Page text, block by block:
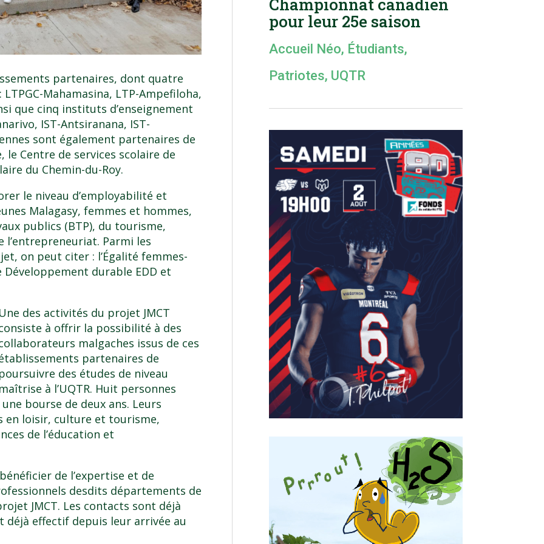
partenaires, dont quatre
Mahamasina, LTP-Ampefiloha,
que cinq instituts d’enseignement
IST-Antsiranana, IST-
sont également partenaires de
le Centre de services scolaire de
du Chemin-du-Roy.
le niveau d’employabilité et
Malagasy, femmes et hommes,
publics (BTP), du tourisme,
Parmi les
on peut citer : l’Égalité femmes-
Développement durable EDD et
des activités du projet JMCT
à offrir la possibilité à des
malgaches issus de ces
partenaires de
des études de niveau
à l’UQTR. Huit personnes
bourse de deux ans. Leurs
en loisir, culture et tourisme,
de l’éducation et
de l’expertise et de
desdits départements de
JMCT. Les contacts sont déjà
déjà effectif depuis leur arrivée au
Championnat canadien
pour leur 25e saison
Accueil Néo, Étudiants,
Patriotes, UQTR